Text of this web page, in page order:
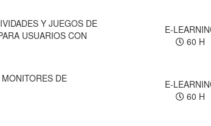
Y JUEGOS DE
USUARIOS CON
E-
60 H
DE
E-
60 H